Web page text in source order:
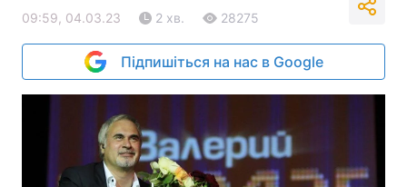
09:59, 04.03.23 2 хв. 28275
Підпишіться на нас в Google